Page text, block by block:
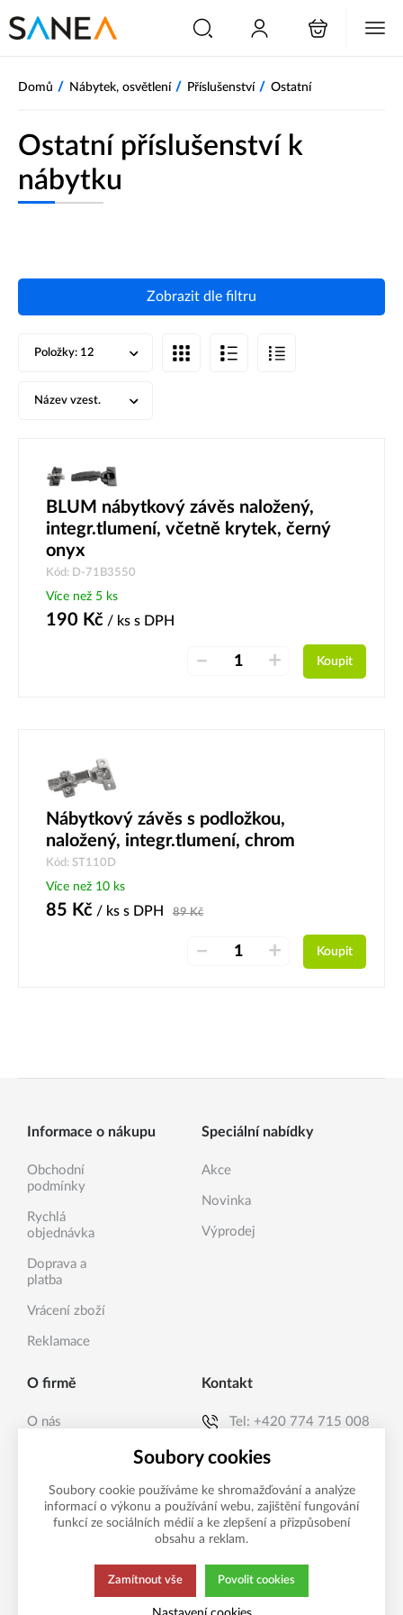
Domů / Nábytek, osvětlení / Příslušenství / Ostatní
Ostatní příslušenství k
nábytku
Zobrazit dle filtru
Položky: 12
Název vzest.
BLUM nábytkový závěs naložený,
integr.tlumení, včetně krytek, černý
onyx
Kód: D-71B3550
Více než 5 ks
190 Kč / ks s DPH
– + Koupit
Nábytkový závěs s podložkou,
naložený, integr.tlumení, chrom
Kód: ST110D
Více než 10 ks
85 Kč / ks s DPH 89Kč
– + Koupit
Informace o nákupu
Obchodní
podmínky
Rychlá
objednávka
Doprava a
platba
Vrácení zboží
Reklamace
Speciální nabídky
Akce
Novinka
Výprodej
O firmě
O nás
Kontakt
Tel: +420 774 715 008
E-mail:
Možnosti platby
Tato stránka používá soubory cookies.
Soubory cookies
Soubory cookie používáme ke shromažďování a analýze
informací o výkonu a používání webu, zajištění fungování
funkcí ze sociálních médií a ke zlepšení a přizpůsobení
obsahu a reklam.
Zamítnout vše Povolit cookies